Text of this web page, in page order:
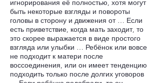
игнорирования её полностью, хотя могут
быть некоторые взгляды и повороты
головы в сторону и движения от … Если
есть приветствие, когда мать заходит, то
это скорее выражается в виде простого
взгляда или улыбки … Ребёнок или вовсе
не подходит к матери после
воссоединения, или он имеет тенденцию
подходить только после долгих уговоров